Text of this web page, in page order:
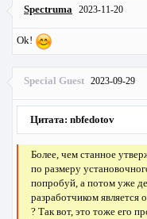
Spectruma 2023-11-20
Ok!
Special Guest 2023-09-29
Цитата: nbfedotov
Более, чем станное
по размеру
попробуй, а потом уже
разработчиком
? Так вот, это тоже его